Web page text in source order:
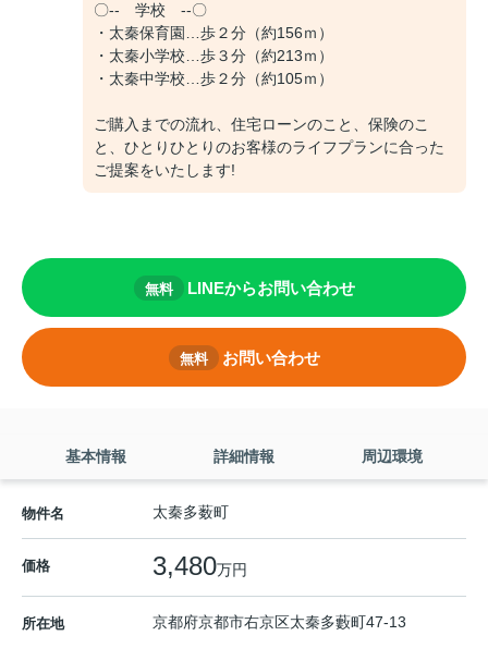
〇-- 学校 --〇
・太秦保育園…歩２分（約156ｍ）
・太秦小学校…歩３分（約213ｍ）
・太秦中学校…歩２分（約105ｍ）
ご購入までの流れ、住宅ローンのこと、保険のこ
と、ひとりひとりのお客様のライフプランに合った
ご提案をいたします!
無料 LINEからお問い合わせ
無料 お問い合わせ
基本情報 詳細情報 周辺環境
物件名 太秦多薮町
価格 3,480万円
所在地 京都府京都市右京区太秦多藪町47-13